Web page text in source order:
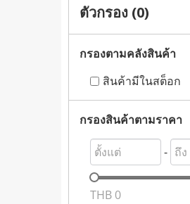
ตัวกรอง (0)
กรองตามคลังสินค้า
สินค้ามีในสต็อก
กรองสินค้าตามราคา
-
THB 0